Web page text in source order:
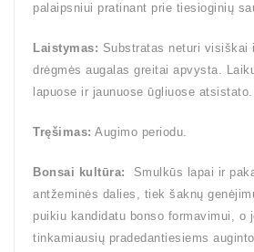
palaipsniui pratinant prie tiesioginių
Laistymas: Substratas neturi visiškai
drėgmės augalas greitai apvysta.
lapuose ir jaunuose ūgliuose atsistato.
Tręšimas: Augimo periodu.
Bonsai kultūra: Smulkūs lapai ir
antžeminės dalies, tiek šaknų
puikiu kandidatu bonso formavimui, o
tinkamiausių pradedantiesiems